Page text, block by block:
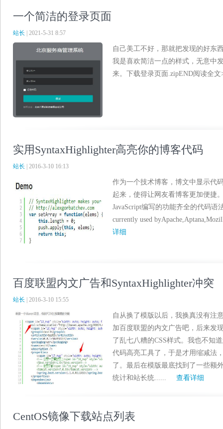
一个简洁的登录页面
站长 | 2021-5-31 8:57
自己美工不好，那就把发现的好东
我是喜欢简洁一点的样式，无意中
来。下载登录页面.zipEND阅读全文
实用SyntaxHighlighter高亮你的博客代码
站长 | 2016-3-10 16:13
作为一个技术博客，博文中显示代
起来，使得让网友看博客更加便捷
JavaScript编写的功能齐全的代码语
currently used
详细
百度联盟内文广告和SyntaxHighlighter冲突
站长 | 2016-3-10 15:55
自从换了模版以后，我换真没有注
加百度联盟的内文广告吧，后来发
了乱七八糟的CSS样式。我也不知
代码高亮工具了，于是才用缩减法
了。最后在模版最底找到了一些额
统计和站长统......
查看详细
CentOS镜像下载站点列表